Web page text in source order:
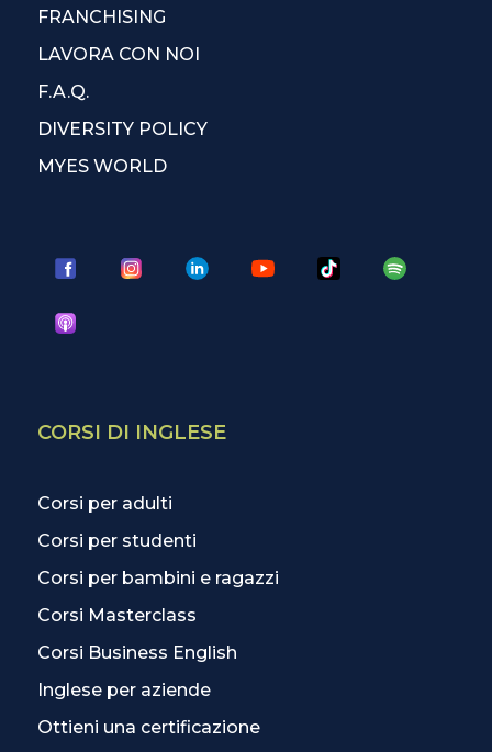
FRANCHISING
LAVORA CON NOI
F.A.Q.
DIVERSITY POLICY
MYES WORLD
CORSI DI INGLESE
Corsi per adulti
Corsi per studenti
Corsi per bambini e ragazzi
Corsi Masterclass
Corsi Business English
Inglese per aziende
Ottieni una certificazione